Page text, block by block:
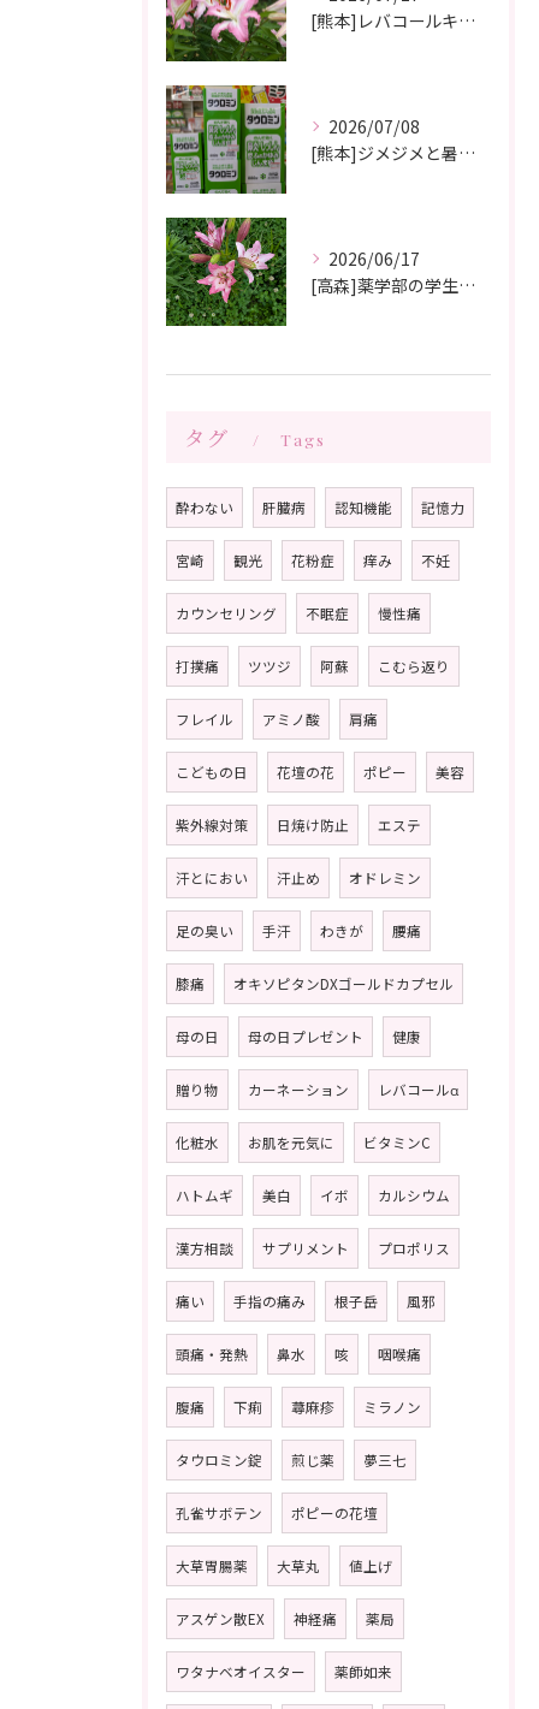
[熊本]レバコールキャンペーン＆ガチャガチャ抽選会やっています‼️
2026/07/08
[熊本]ジメジメと暑い夏痒くてたまらない、皮膚炎が治らない、蕁麻疹が出やすくて悩んでいる方いませんか⁉️タウロミン錠でいつの間にか治ってしまったと大好評です💞
2026/06/17
[高森]薬学部の学生さんが薬局製剤の実習にきてくれました✨桂枝茯苓丸つくり楽しかった!と帰って行きました☺️
タグ Tags
酔わない 肝臓病 認知機能 記憶力
宮崎 観光 花粉症 痒み 不妊
カウンセリング 不眠症 慢性痛
打撲痛 ツツジ 阿蘇 こむら返り
フレイル アミノ酸 肩痛
こどもの日 花壇の花 ポピー 美容
紫外線対策 日焼け防止 エステ
汗とにおい 汗止め オドレミン
足の臭い 手汗 わきが 腰痛
膝痛 オキソピタンDXゴールドカプセル
母の日 母の日プレゼント 健康
贈り物 カーネーション レバコールα
化粧水 お肌を元気に ビタミンC
ハトムギ 美白 イボ カルシウム
漢方相談 サプリメント プロポリス
痛い 手指の痛み 根子岳 風邪
頭痛・発熱 鼻水 咳 咽喉痛
腹痛 下痢 蕁麻疹 ミラノン
タウロミン錠 煎じ薬 夢三七
孔雀サボテン ポピーの花壇
大草胃腸薬 大草丸 値上げ
アスゲン散EX 神経痛 薬局
ワタナベオイスター 薬師如来